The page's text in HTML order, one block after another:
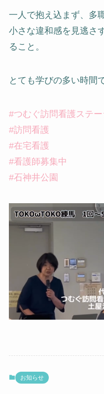
一人で抱え込まず、多
小さな違和感を見逃さ
ること。
とても学びの多い時間
#つむぐ訪問看護ステ
#訪問看護
#在宅看護
#看護師募集中
#石神井公園
お知らせ